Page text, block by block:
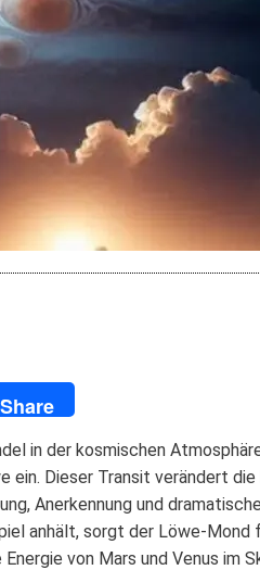
Share
in der kosmischen
Dieser Transit verändert
Anerkennung und
anhält, sorgt der Löwe-Mond
von Mars und Venus im